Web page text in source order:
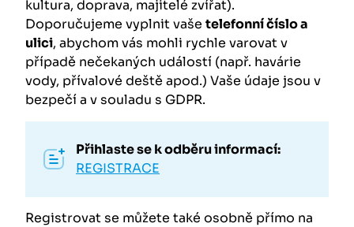
kultura, doprava, majitelé zvířat).
Doporučujeme vyplnit vaše telefonní číslo a
ulici, abychom vás mohli rychle varovat v
případě nečekaných událostí (např. havárie
vody, přívalové deště apod.) Vaše údaje jsou v
bezpečí a v souladu s GDPR.
Přihlaste se k odběru informací:
REGISTRACE
Registrovat se můžete také osobně přímo na